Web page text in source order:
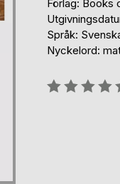
Förlag: Books
Språk:
Nyckelord:
Betyg::